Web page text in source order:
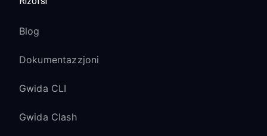
Blog
Dokumentazzjoni
Gwida CLI
Gwida Clash